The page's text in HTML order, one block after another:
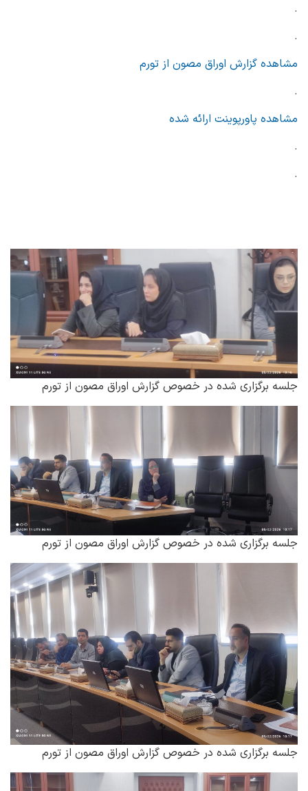
.
.
مشاهده گزارش اوراق مصون از تورم
.
مشاهده پاورپوینت ارائه شده
.
.
جلسه برگزاری شده در خصوص گزارش اوراق مصون از تورم
جلسه برگزاری شده در خصوص گزارش اوراق مصون از تورم
جلسه برگزاری شده در خصوص گزارش اوراق مصون از تورم